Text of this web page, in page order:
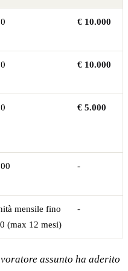
€ 10.000
€ 10.000
€ 5.000
-
mensile fino
(max 12 mesi)
-
assunto ha aderito